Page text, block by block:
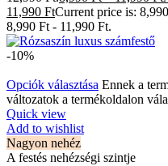
11,990 FtCurrent price is:
8,990 Ft - 11,990 Ft.
-10%
Opciók választása Ennek a
változatok a termékoldalon
Quick view
Add to wishlist
Nagyon nehéz
A festés nehézségi szintje